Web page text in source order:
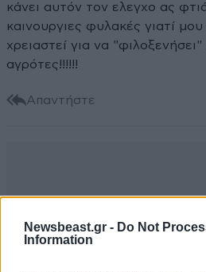
Newsbeast.gr - Do Not
Information
κάνει αυτόν τον ελεγχο ας
καινουργιες φυλακές γιατί
χρειαστεί για να
αγρότες!!!!!!
Απαντήστε